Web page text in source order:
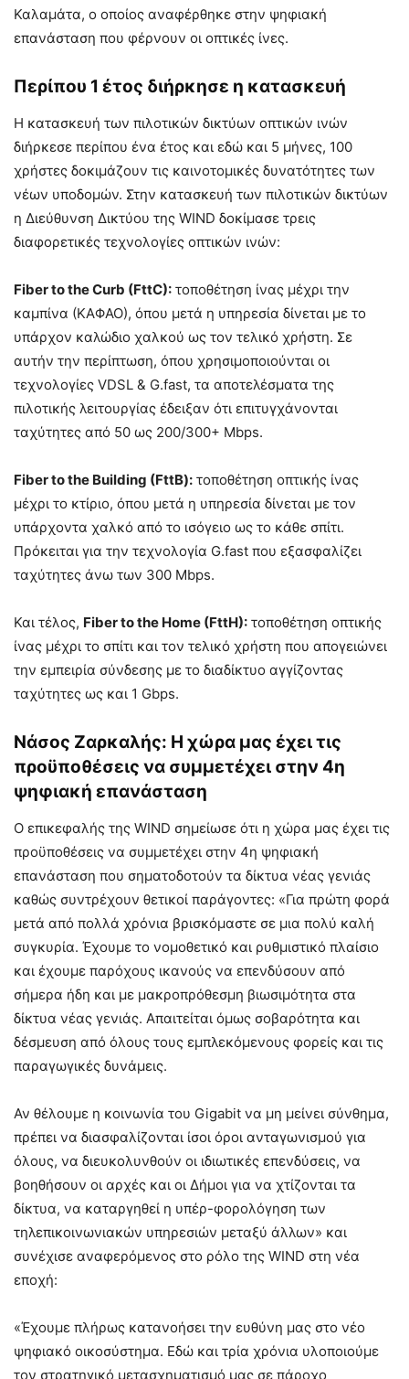
Καλαμάτα, ο οποίος αναφέρθηκε στην ψηφιακή
επανάσταση που φέρνουν οι οπτικές ίνες.
Περίπου 1 έτος διήρκησε η κατασκευή
Η κατασκευή των πιλοτικών δικτύων οπτικών ινών
διήρκεσε περίπου ένα έτος και εδώ και 5 μήνες, 100
χρήστες δοκιμάζουν τις καινοτομικές δυνατότητες των
νέων υποδομών. Στην κατασκευή των πιλοτικών δικτύων
η Διεύθυνση Δικτύου της WIND δοκίμασε τρεις
διαφορετικές τεχνολογίες οπτικών ινών:
Fiber to the Curb (FttC): τοποθέτηση ίνας μέχρι την
καμπίνα (ΚΑΦΑΟ), όπου μετά η υπηρεσία δίνεται με το
υπάρχον καλώδιο χαλκού ως τον τελικό χρήστη. Σε
αυτήν την περίπτωση, όπου χρησιμοποιούνται οι
τεχνολογίες VDSL & G.fast, τα αποτελέσματα της
πιλοτικής λειτουργίας έδειξαν ότι επιτυγχάνονται
ταχύτητες από 50 ως 200/300+ Mbps.
Fiber to the Building (FttΒ): τοποθέτηση οπτικής ίνας
μέχρι το κτίριο, όπου μετά η υπηρεσία δίνεται με τον
υπάρχοντα χαλκό από το ισόγειο ως το κάθε σπίτι.
Πρόκειται για την τεχνολογία G.fast που εξασφαλίζει
ταχύτητες άνω των 300 Mbps.
Και τέλος, Fiber to the Home (FttH): τοποθέτηση οπτικής
ίνας μέχρι το σπίτι και τον τελικό χρήστη που απογειώνει
την εμπειρία σύνδεσης με το διαδίκτυο αγγίζοντας
ταχύτητες ως και 1 Gbps.
Νάσος Ζαρκαλής: Η χώρα μας έχει τις
προϋποθέσεις να συμμετέχει στην 4η
ψηφιακή επανάσταση
Ο επικεφαλής της WIND σημείωσε ότι η χώρα μας έχει τις
προϋποθέσεις να συμμετέχει στην 4η ψηφιακή
επανάσταση που σηματοδοτούν τα δίκτυα νέας γενιάς
καθώς συντρέχουν θετικοί παράγοντες: «Για πρώτη φορά
μετά από πολλά χρόνια βρισκόμαστε σε μια πολύ καλή
συγκυρία. Έχουμε το νομοθετικό και ρυθμιστικό πλαίσιο
και έχουμε παρόχους ικανούς να επενδύσουν από
σήμερα ήδη και με μακροπρόθεσμη βιωσιμότητα στα
δίκτυα νέας γενιάς. Απαιτείται όμως σοβαρότητα και
δέσμευση από όλους τους εμπλεκόμενους φορείς και τις
παραγωγικές δυνάμεις.
Αν θέλουμε η κοινωνία του Gigabit να μη μείνει σύνθημα,
πρέπει να διασφαλίζονται ίσοι όροι ανταγωνισμού για
όλους, να διευκολυνθούν οι ιδιωτικές επενδύσεις, να
βοηθήσουν οι αρχές και οι Δήμοι για να χτίζονται τα
δίκτυα, να καταργηθεί η υπέρ-φορολόγηση των
τηλεπικοινωνιακών υπηρεσιών μεταξύ άλλων» και
συνέχισε αναφερόμενος στο ρόλο της WIND στη νέα
εποχή:
«Έχουμε πλήρως κατανοήσει την ευθύνη μας στο νέο
ψηφιακό οικοσύστημα. Εδώ και τρία χρόνια υλοποιούμε
τον στρατηγικό μετασχηματισμό μας σε πάροχο